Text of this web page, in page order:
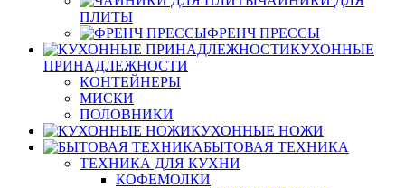
ПЛИТЫ
ФРЕНЧ ПРЕССЫ
КУХОННЫЕ
ПРИНАДЛЕЖНОСТИ
КОНТЕЙНЕРЫ
МИСКИ
ПОЛОВНИКИ
КУХОННЫЕ НОЖИ
БЫТОВАЯ ТЕХНИКА
ТЕХНИКА ДЛЯ КУХНИ
КОФЕМОЛКИ